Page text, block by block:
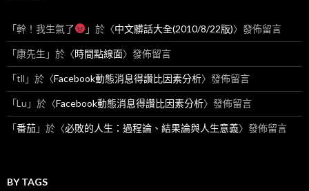
「幹！我生氣了 」於〈中文髒話大全(2010/8/22版)〉發佈留言
「康先生 」於〈時間點線面〉發佈留言
「tll 」於〈Facebook動態消息得讚比因素分析〉發佈留言
「Lu 」於〈Facebook動態消息得讚比因素分析〉發佈留言
「番茄」於〈必敗的人生：過程論、結果論與人生意義〉發佈留言
BY TAGS